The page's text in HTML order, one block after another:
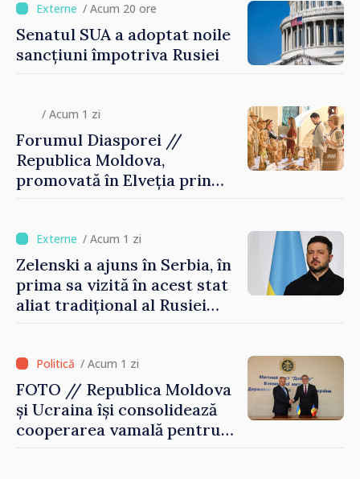
/ Acum 20 ore
Senatul SUA a adoptat noile
sancțiuni împotriva Rusiei
/ Acum 1 zi
Forumul Diasporei //
Republica Moldova,
promovată în Elveția prin
/ Acum 1 zi
Zelenski a ajuns în Serbia, în
prima sa vizită în acest stat
aliat tradițional al Rusiei
/ Acum 1 zi
FOTO // Republica Moldova
și Ucraina își consolidează
cooperarea vamală pentru